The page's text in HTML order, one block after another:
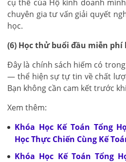
cụ thể của Hộ kinh doanh
chuyên gia tư vấn giải quyết
học.
(6) Học thử buổi đầu miễn
Đây là chính sách hiếm có
— thể hiện sự tự tin về chất
Bạn không cần cam kết trước
Xem thêm:
Khóa Học Kế Toán Tổng
Học Thực Chiến Cùng Kế
Khóa Học Kế Toán Tổng